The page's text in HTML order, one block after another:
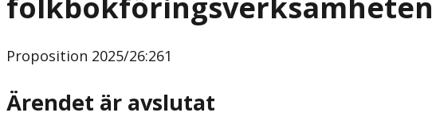
Proposition 2025/26:261
Ärendet är avslutat